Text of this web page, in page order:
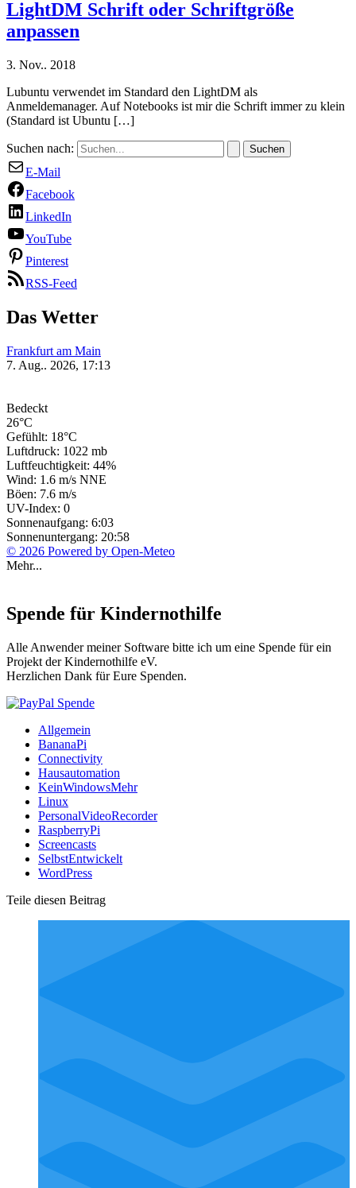
LightDM Schrift oder Schriftgröße
anpassen
3. Nov.. 2018
Lubuntu verwendet im Standard den LightDM als
Anmeldemanager. Auf Notebooks ist mir die Schrift immer zu klein
(Standard ist Ubuntu […]
Suchen nach:
E-Mail
Facebook
LinkedIn
YouTube
Pinterest
RSS-Feed
Das Wetter
Frankfurt am Main
7. Aug.. 2026, 17:13
Bedeckt
26°C
Gefühlt: 18°C
Luftdruck: 1022 mb
Luftfeuchtigkeit: 44%
Wind: 1.6 m/s NNE
Böen: 7.6 m/s
UV-Index: 0
Sonnenaufgang: 6:03
Sonnenuntergang: 20:58
© 2026 Powered by Open-Meteo
Mehr...
Spende für Kindernothilfe
Alle Anwender meiner Software bitte ich um eine Spende für ein
Projekt der Kindernothilfe eV.
Herzlichen Dank für Eure Spenden.
Allgemein
BananaPi
Connectivity
Hausautomation
KeinWindowsMehr
Linux
PersonalVideoRecorder
RaspberryPi
Screencasts
SelbstEntwickelt
WordPress
Teile diesen Beitrag